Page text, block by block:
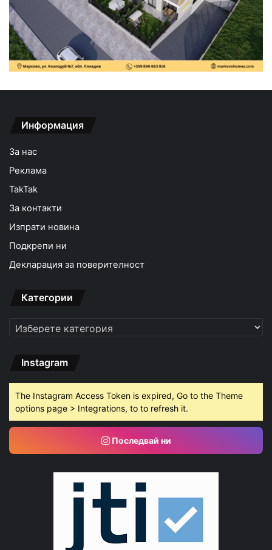
Информация
За нас
Реклама
TakTak
За контакти
Изпрати новина
Подкрепи ни
Декларация за поверителност
Категории
Категории
Instagram
The Instagram Access Token is expired, Go to the Theme
options page > Integrations, to to refresh it.
Последвай ни